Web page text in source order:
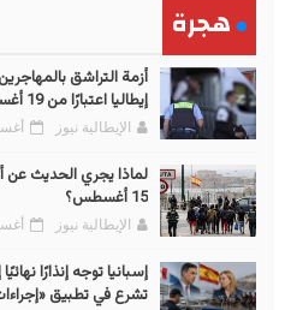
هجرة
أزمة التراشق
إيطاليا اعتبارًا من 19 أغسطس
الإيطالية نيوز
لماذا يجري الحديث
15 أغسطس؟
الإيطالية نيوز
إسبانيا توجه إنذارًا
تشرع في تطبيق